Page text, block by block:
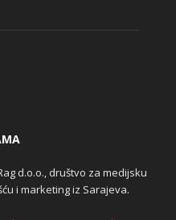
d.o.o., društvo za medijsku
i marketing iz Sarajeva.